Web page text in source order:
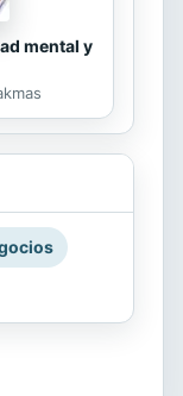
mental y